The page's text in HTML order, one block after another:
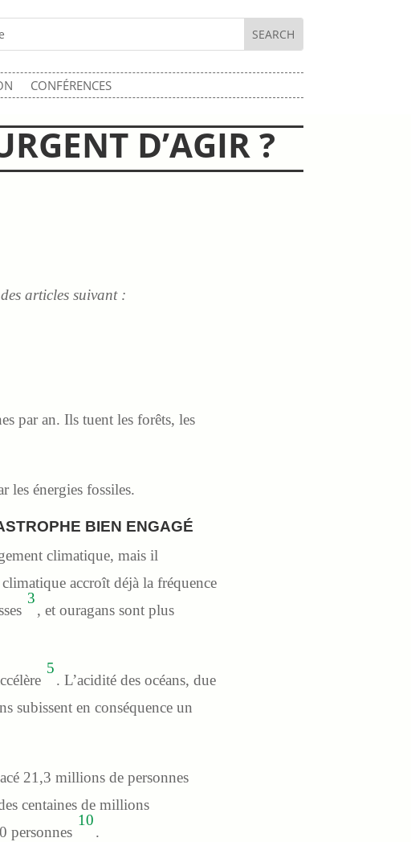
CONFÉRENCES
D’AGIR ?
articles suivant :
par an. Ils tuent les forêts, les
les énergies fossiles.
BIEN ENGAGÉ
climatique, mais il
accroît déjà la fréquence
3
, et ouragans sont plus
5
. L’acidité des océans, due
subissent en conséquence un
21,3 millions de personnes
centaines de millions
personnes
10
.